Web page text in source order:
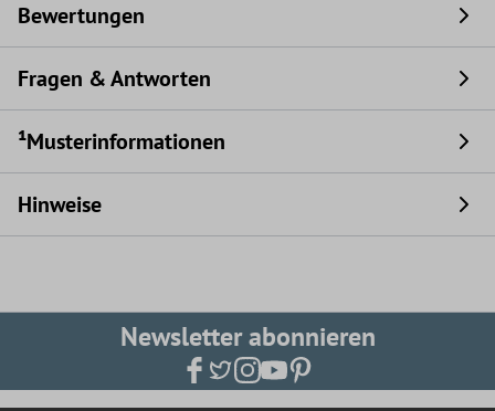
Bewertungen
Fragen & Antworten
¹Musterinformationen
Hinweise
Newsletter abonnieren